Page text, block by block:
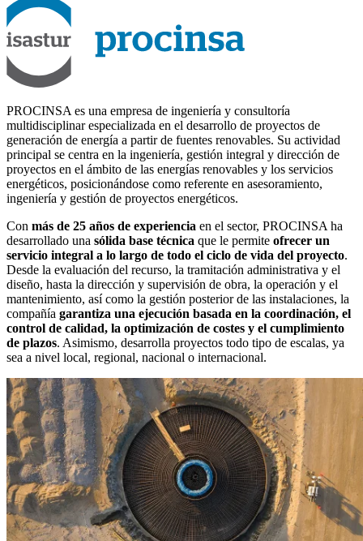
PROCINSA es una empresa de ingeniería y consultoría
multidisciplinar especializada en el desarrollo de proyectos de
generación de energía a partir de fuentes renovables. Su actividad
principal se centra en la ingeniería, gestión integral y dirección de
proyectos en el ámbito de las energías renovables y los servicios
energéticos, posicionándose como referente en asesoramiento,
ingeniería y gestión de proyectos energéticos.
Con más de 25 años de experiencia en el sector, PROCINSA ha
desarrollado una sólida base técnica que le permite ofrecer un
servicio integral a lo largo de todo el ciclo de vida del proyecto.
Desde la evaluación del recurso, la tramitación administrativa y el
diseño, hasta la dirección y supervisión de obra, la operación y el
mantenimiento, así como la gestión posterior de las instalaciones, la
compañía garantiza una ejecución basada en la coordinación, el
control de calidad, la optimización de costes y el cumplimiento
de plazos. Asimismo, desarrolla proyectos todo tipo de escalas, ya
sea a nivel local, regional, nacional o internacional.